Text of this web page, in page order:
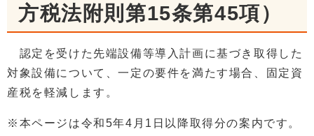
方税法附則第15条第45項）
認定を受けた先端設備等導入計画に基づき取得した
対象設備について、一定の要件を満たす場合、固定資
産税を軽減します。
※本ページは令和5年4月1日以降取得分の案内です。